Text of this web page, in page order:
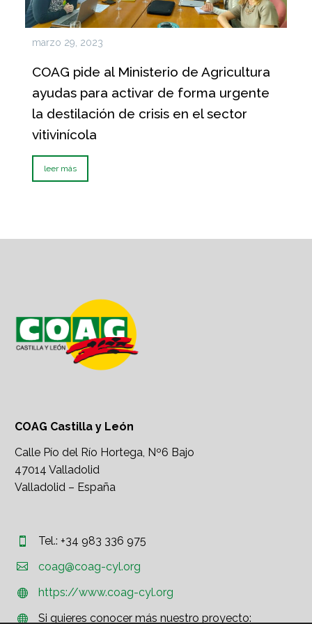
marzo 29, 2023
COAG pide al Ministerio de Agricultura
ayudas para activar de forma urgente
la destilación de crisis en el sector
vitivinícola
leer más
COAG Castilla y León
Calle Pío del Río Hortega, Nº6 Bajo
47014 Valladolid
Valladolid – España

 Tel.: +34 983 336 975

 coag@coag-cyl.org

 https://www.coag-cyl.org

 Si quieres conocer más nuestro proyecto: